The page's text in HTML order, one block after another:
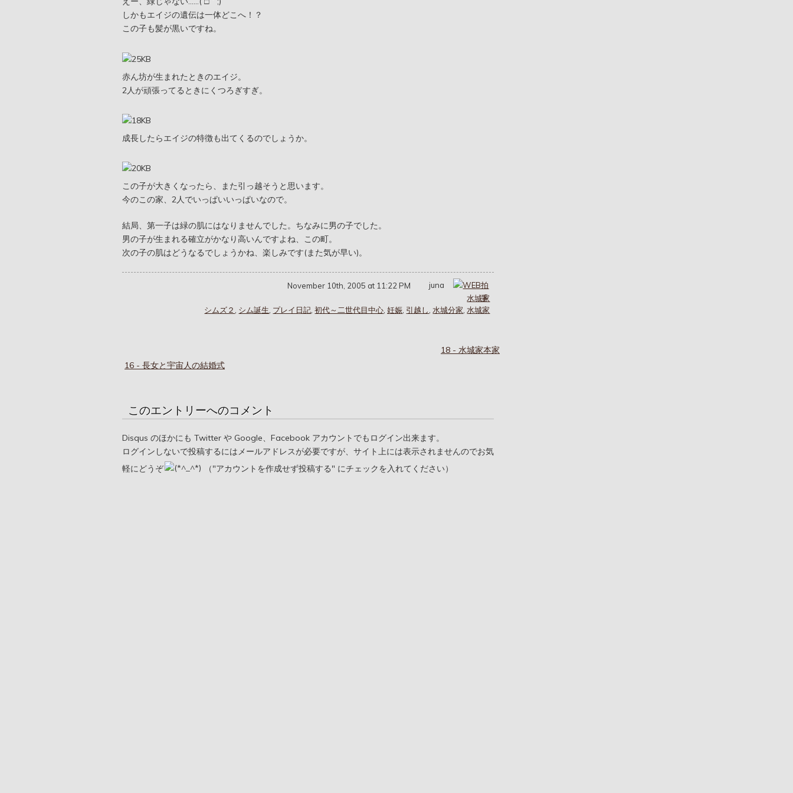
しかもエイジの遺伝は一体どこへ！？
この子も髪が黒いですね。
赤ん坊が生まれたときのエイジ。
2人が頑張ってるときにくつろぎすぎ。
成長したらエイジの特徴も出てくるのでしょうか。
この子が大きくなったら、また引っ越そうと思います。
今のこの家、2人でいっぱいいっぱいなので。
結局、第一子は緑の肌にはなりませんでした。ちなみに男の子でした。
男の子が生まれる確立がかなり高いんですよね、この町。
次の子の肌はどうなるでしょうかね、楽しみです(また気が早い)。
November 10th, 2005 at 11:22 PM
juna
水城家
シムズ２
シム誕生 プレイ日記 ,初代～二世代目中心 ,妊娠 引越し 水城分家 水城家
18 - 水城家本家
16 - 長女と宇宙人の結婚式
このエントリーへのコメント
Disqus のほかにも Twitter や Google、Facebook アカウントでもログイン出来ます。
ログインしないで投稿するにはメールアドレスが必要ですが、サイト上には表示されませんのでお気
軽にどうぞ
（"アカウントを作成せず投稿する" にチェックを入れてください）